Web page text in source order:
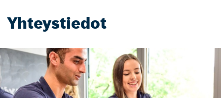
Yhteystiedot